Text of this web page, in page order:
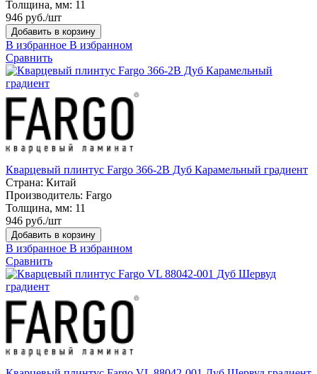
Толщина, мм: 11
946 руб./шт
Добавить в корзину
В избранное В избранном
Сравнить
Кварцевый плинтус Fargo 366-2B Дуб Карамельный градиент
Страна: Китай
Производитель: Fargo
Толщина, мм: 11
946 руб./шт
Добавить в корзину
В избранное В избранном
Сравнить